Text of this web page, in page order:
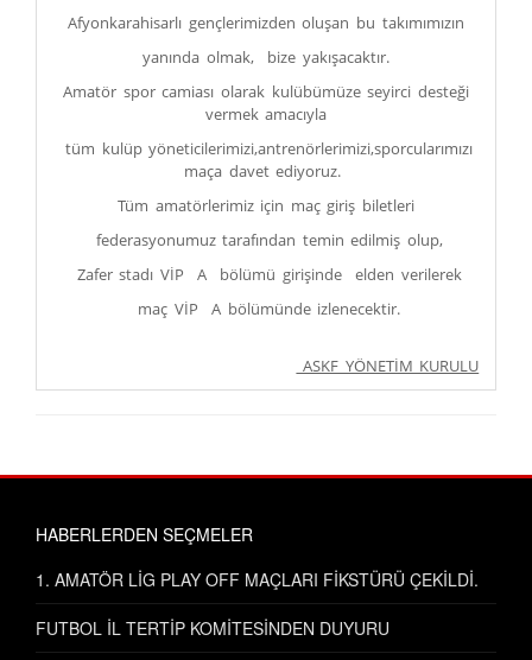
Afyonkarahisarlı gençlerimizden oluşan bu takımımızın
yanında olmak, bize yakışacaktır.
Amatör spor camiası olarak kulübümüze seyirci desteği
vermek amacıyla
tüm kulüp yöneticilerimizi,antrenörlerimizi,sporcularımızı
maça davet ediyoruz.
Tüm amatörlerimiz için maç giriş biletleri
federasyonumuz tarafından temin edilmiş olup,
Zafer stadı VİP A bölümü girişinde elden verilerek
maç VİP A bölümünde izlenecektir.
ASKF YÖNETİM KURULU
HABERLERDEN SEÇMELER
1. AMATÖR LİG PLAY OFF MAÇLARI FİKSTÜRÜ ÇEKİLDİ.
FUTBOL İL TERTİP KOMİTESİNDEN DUYURU